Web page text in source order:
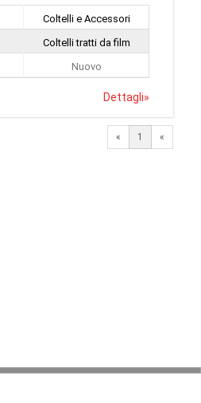
Coltelli e Accessori
Coltelli tratti da film
Nuovo
Dettagli»
« 1 «